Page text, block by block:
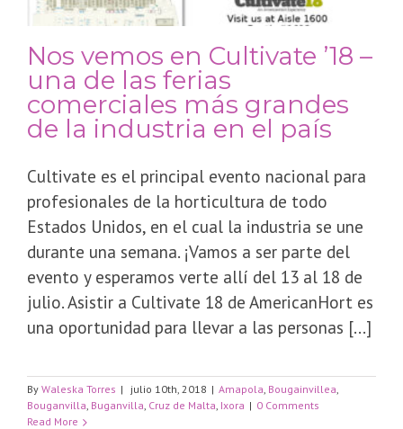
Nos vemos en Cultivate ’18 –
una de las ferias
comerciales más grandes
de la industria en el país
Cultivate es el principal evento nacional para
profesionales de la horticultura de todo
Estados Unidos, en el cual la industria se une
durante una semana. ¡Vamos a ser parte del
evento y esperamos verte allí del 13 al 18 de
julio. Asistir a Cultivate 18 de AmericanHort es
una oportunidad para llevar a las personas [...]
By Waleska Torres | julio 10th, 2018 | Amapola Bougainvillea
Bouganvilla Buganvilla Cruz de Malta Ixora | 0 Comments
Read More